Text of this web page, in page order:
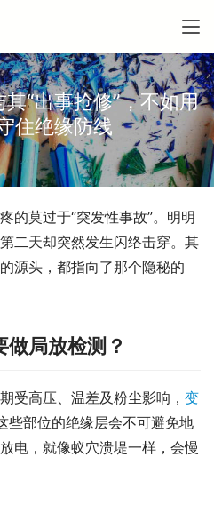
“出事抢修”，不如用
住绝缘防线
的莫过于“突发性事故”。明明
二天却突然发生闪络击穿。其
源头，都指向了那个隐秘的
做局放检测？
受高压、温差及粉尘影响， 变
些部位的绝缘层会不可避免地
电，就像蚁穴溃堤一样，会慢